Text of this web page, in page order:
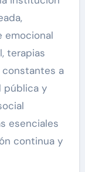
emocional
terapias
a
pública y
esenciales
continua y